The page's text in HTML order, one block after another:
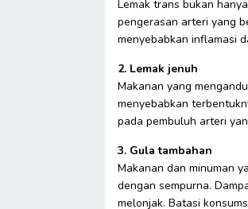
Lemak trans bukan
pengerasan arteri yang
menyebabkan inflamasi
2. Lemak jenuh
Makanan yang
menyebabkan
pada pembuluh arteri
3. Gula tambahan
Makanan dan minuman
dengan sempurna.
melonjak. Batasi